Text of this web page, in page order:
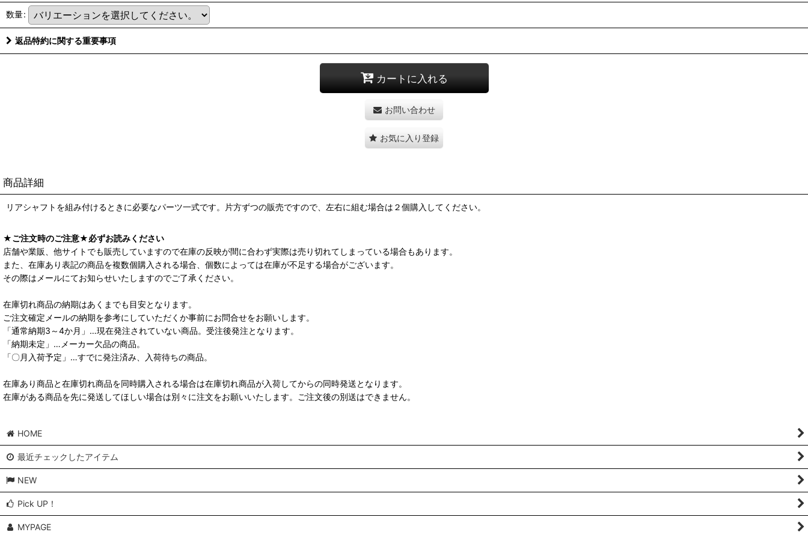
数量:
返品特約に関する重要事項
カートに入れる
お問い合わせ
お気に入り登録
商品詳細
リアシャフトを組み付けるときに必要なパーツ一式です。片方ずつの販売ですので、左右に組む場合は２個購入してください。
★ご注文時のご注意★必ずお読みください
店舗や業販、他サイトでも販売していますので在庫の反映が間に合わず実際は売り切れてしまっている場合もあります。
また、在庫あり表記の商品を複数個購入される場合、個数によっては在庫が不足する場合がございます。
その際はメールにてお知らせいたしますのでご了承ください。
在庫切れ商品の納期はあくまでも目安となります。
ご注文確定メールの納期を参考にしていただくか事前にお問合せをお願いします。
「通常納期3～4か月」…現在発注されていない商品。受注後発注となります。
「納期未定」…メーカー欠品の商品。
「〇月入荷予定」…すでに発注済み、入荷待ちの商品。
在庫あり商品と在庫切れ商品を同時購入される場合は在庫切れ商品が入荷してからの同時発送となります。
在庫がある商品を先に発送してほしい場合は別々に注文をお願いいたします。ご注文後の別送はできません。
HOME
最近チェックしたアイテム
NEW
Pick UP！
MYPAGE